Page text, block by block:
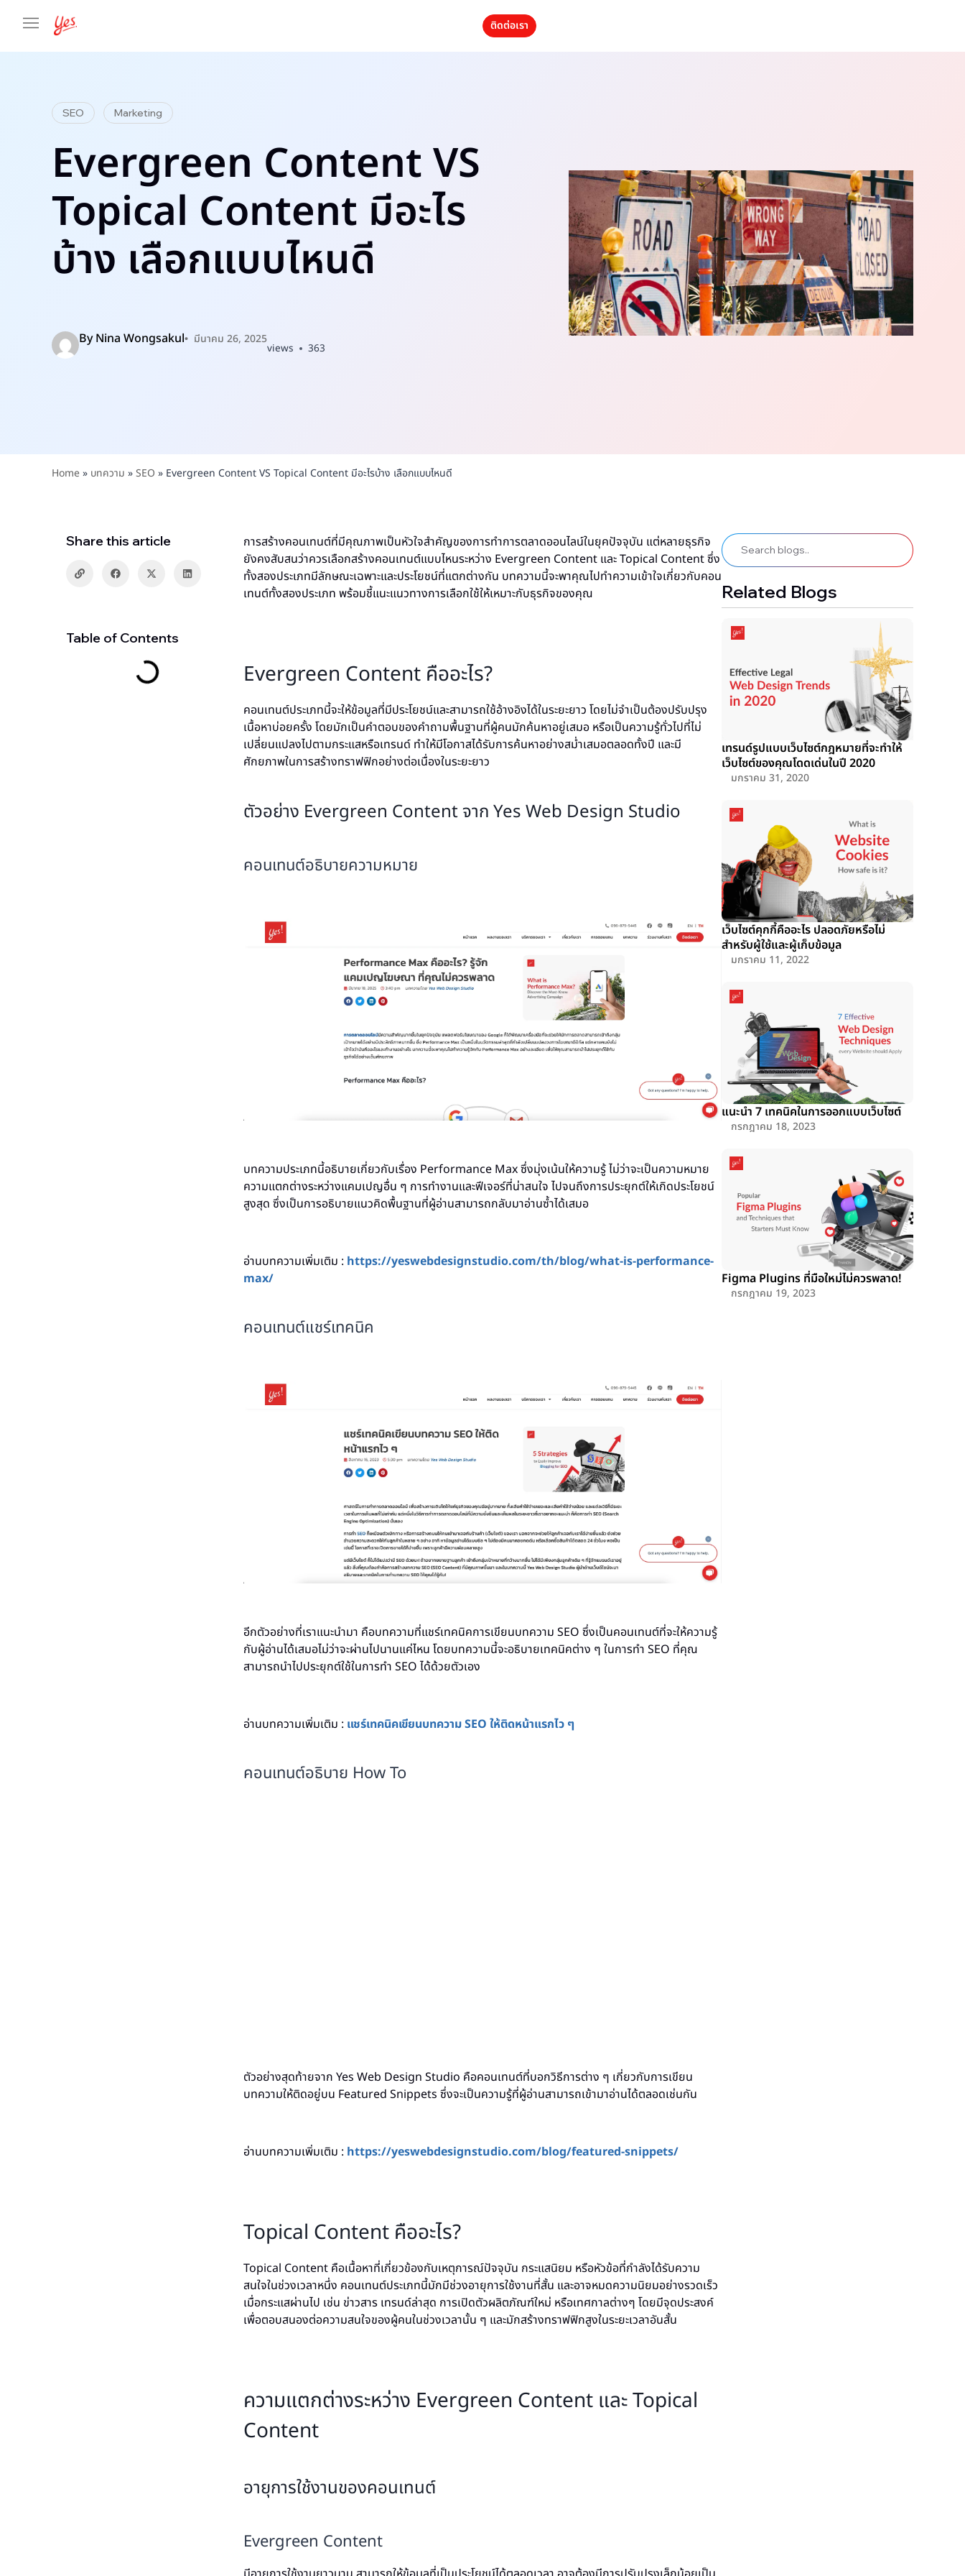
ติดต่อเรา
SEO Marketing
Evergreen Content VS
Topical Content มีอะไร
บ้าง เลือกแบบไหนดี
ByNina Wongsakul มีนาคม 26, 2025
views 363
Home» บทความ »SEO » Evergreen Content VS Topical Content มีอะไรบ้าง เลือกแบบไหนดี
Share this article
Table of Contents
การสร้างคอนเทนต์ที่มีคุณภาพเป็นหัวใจสำคัญของการทำการตลาดออนไลน์ในยุคปัจจุบัน แต่หลายธุรกิจ
ยังคงสับสนว่าควรเลือกสร้างคอนเทนต์แบบไหนระหว่าง Evergreen Content และ Topical Content ซึ่ง
ทั้งสองประเภทมีลักษณะเฉพาะและประโยชน์ที่แตกต่างกัน บทความนี้จะพาคุณไปทำความเข้าใจเกี่ยวกับคอน
เทนต์ทั้งสองประเภท พร้อมชี้แนะแนวทางการเลือกใช้ให้เหมาะกับธุรกิจของคุณ
Evergreen Content คืออะไร?
คอนเทนต์ประเภทนี้จะให้ข้อมูลที่มีประโยชน์และสามารถใช้อ้างอิงได้ในระยะยาว โดยไม่จำเป็นต้องปรับปรุง
เนื้อหาบ่อยครั้ง โดยมักเป็นคำตอบของคำถามพื้นฐานที่ผู้คนมักค้นหาอยู่เสมอ หรือเป็นความรู้ทั่วไปที่ไม่
เปลี่ยนแปลงไปตามกระแสหรือเทรนด์ ทำให้มีโอกาสได้รับการค้นหาอย่างสม่ำเสมอตลอดทั้งปี และมี
ศักยภาพในการสร้างทราฟฟิกอย่างต่อเนื่องในระยะยาว
ตัวอย่าง Evergreen Content จาก Yes Web Design Studio
คอนเทนต์อธิบายความหมาย
บทความประเภทนี้อธิบายเกี่ยวกับเรื่อง Performance Max ซึ่งมุ่งเน้นให้ความรู้ ไม่ว่าจะเป็นความหมาย
ความแตกต่างระหว่างแคมเปญอื่น ๆ การทำงานและฟีเจอร์ที่น่าสนใจ ไปจนถึงการประยุกต์ให้เกิดประโยชน์
สูงสุด ซึ่งเป็นการอธิบายแนวคิดพื้นฐานที่ผู้อ่านสามารถกลับมาอ่านซ้ำได้เสมอ
อ่านบทความเพิ่มเติม : https://yeswebdesignstudio.com/th/blog/what-is-performance-
max/
คอนเทนต์แชร์เทคนิค
อีกตัวอย่างที่เราแนะนำมา คือบทความที่แชร์เทคนิคการเขียนบทความ SEO ซึ่งเป็นคอนเทนต์ที่จะให้ความรู้
กับผู้อ่านได้เสมอไม่ว่าจะผ่านไปนานแค่ไหน โดยบทความนี้จะอธิบายเทคนิคต่าง ๆ ในการทำ SEO ที่คุณ
สามารถนำไปประยุกต์ใช้ในการทำ SEO ได้ด้วยตัวเอง
อ่านบทความเพิ่มเติม : แชร์เทคนิคเขียนบทความ SEO ให้ติดหน้าแรกไว ๆ
คอนเทนต์อธิบาย How To
ตัวอย่างสุดท้ายจาก Yes Web Design Studio คือคอนเทนต์ที่บอกวิธีการต่าง ๆ เกี่ยวกับการเขียน
บทความให้ติดอยู่บน Featured Snippets ซึ่งจะเป็นความรู้ที่ผู้อ่านสามารถเข้ามาอ่านได้ตลอดเช่นกัน
อ่านบทความเพิ่มเติม : https://yeswebdesignstudio.com/blog/featured-snippets/
Topical Content คืออะไร?
Topical Content คือเนื้อหาที่เกี่ยวข้องกับเหตุการณ์ปัจจุบัน กระแสนิยม หรือหัวข้อที่กำลังได้รับความ
สนใจในช่วงเวลาหนึ่ง คอนเทนต์ประเภทนี้มักมีช่วงอายุการใช้งานที่สั้น และอาจหมดความนิยมอย่างรวดเร็ว
เมื่อกระแสผ่านไป เช่น ข่าวสาร เทรนด์ล่าสุด การเปิดตัวผลิตภัณฑ์ใหม่ หรือเทศกาลต่างๆ โดยมีจุดประสงค์
เพื่อตอบสนองต่อความสนใจของผู้คนในช่วงเวลานั้น ๆ และมักสร้างทราฟฟิกสูงในระยะเวลาอันสั้น
ความแตกต่างระหว่าง Evergreen Content และ Topical
Content
อายุการใช้งานของคอนเทนต์
Evergreen Content
Related Blogs
เทรนด์รูปแบบเว็บไซต์กฎหมายที่จะทำให้
เว็บไซต์ของคุณโดดเด่นในปี 2020
มกราคม 31, 2020
เว็บไซต์คุกกี้คืออะไร ปลอดภัยหรือไม่
สำหรับผู้ใช้และผู้เก็บข้อมูล
มกราคม 11, 2022
แนะนำ 7 เทคนิคในการออกแบบเว็บไซต์
กรกฎาคม 18, 2023
Figma Plugins ที่มือใหม่ไม่ควรพลาด!
กรกฎาคม 19, 2023